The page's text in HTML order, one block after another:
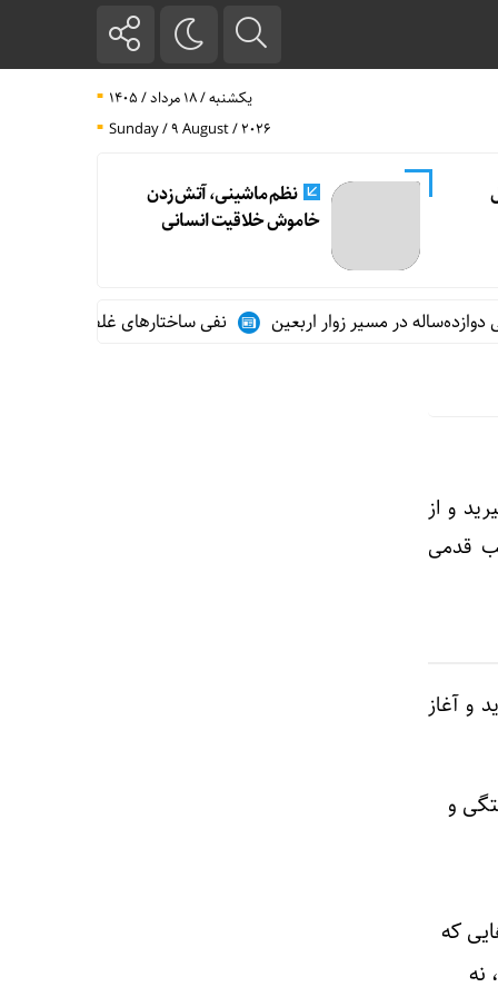
یکشنبه / ۱۸ مرداد / ۱۴۰۵
Sunday / 9 August / 2026
نظم ماشینی، آتش زدن
خاموش خلاقیت انسانی
در مسیر زوار اربعین نفی ساختارهای غلط؛ از عادت تا
و از
قدمی
و آغاز
و
که
نه